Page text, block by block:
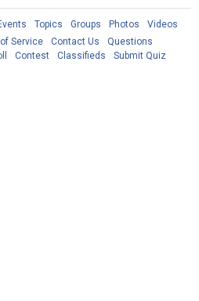
Topics Groups Photos
Videos
Service Contact Us
Questions
Contest Classifieds
Submit Quiz